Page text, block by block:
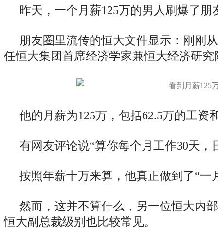
昨天，一个月薪125万的男人刷爆了朋
朋友圈里流传的恒大文件显示：刚刚
任恒大集团首席经济学家兼恒大经济研究
他的月薪为125万，包括62.5万的工资
有网友评论说“算你每个月工作30天，
按照年薪十万来算，他真正做到了“一
然而，这并不算什么，另一位恒大内
恒大副总裁级别也比较常见。